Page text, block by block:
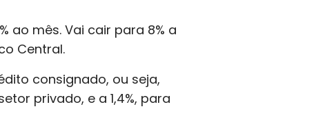
ao mês. Vai cair para 8% a
Central.
consignado, ou seja,
privado, e a 1,4%, para